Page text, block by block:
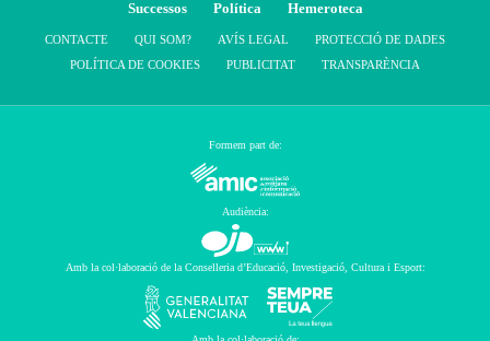
Successos
Política Hemeroteca
CONTACTE QUI SOM? AVÍS LEGAL
PROTECCIÓ DE DADES
POLÍTICA DE COOKIES
PUBLICITAT TRANSPARÈNCIA
Formem part de:
Audiència:
Amb la col·laboració de la Conselleria d’Educació, Investigació, Cultura i Esport: